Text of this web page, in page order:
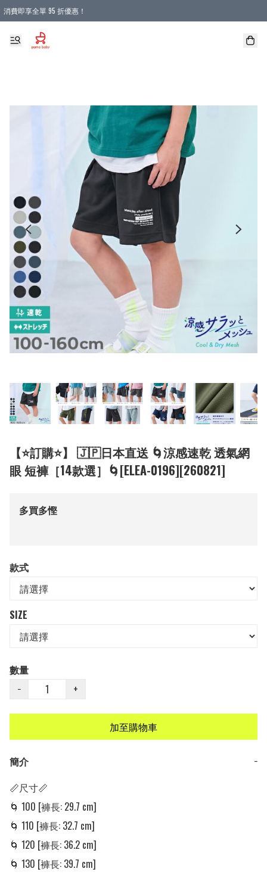
消費即享全單 95 折優惠！
購物滿 HKD 900.00即享免運費優惠！（適用於 本地送貨、本地取貨 )
【⭐訂購⭐】 🇯🇵日本直送 🌀涼感速乾 透氣網
眼 短褲［14款選］🌀[ELEA-0196][260821]
多買多慳
款式
SIZE
數量
−
+
加至購物車
簡介
−
📏尺寸📏
🌀 100 [褲長: 29.7 cm]
🌀 110 [褲長: 32.7 cm]
🌀 120 [褲長: 36.2 cm]
🌀 130 [褲長: 39.7 cm]